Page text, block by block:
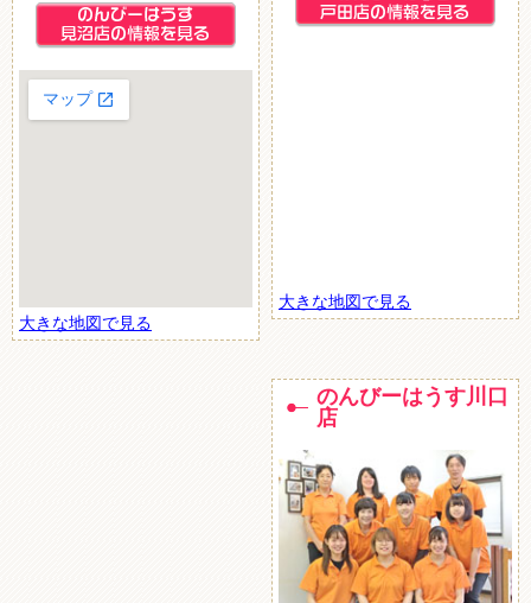
大きな地図で見る
大きな地図で見る
のんびーはうす川口
店